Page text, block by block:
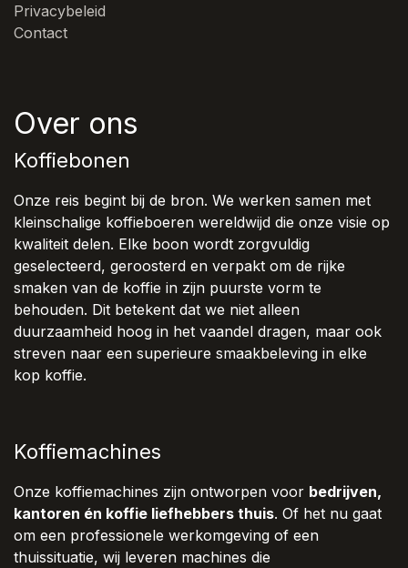
Privacybeleid
Contact
Over ons
Koffiebonen
Onze reis begint bij de bron. We werken samen met
kleinschalige koffieboeren wereldwijd die onze visie op
kwaliteit delen. Elke boon wordt zorgvuldig
geselecteerd, geroosterd en verpakt om de rijke
smaken van de koffie in zijn puurste vorm te
behouden. Dit betekent dat we niet alleen
duurzaamheid hoog in het vaandel dragen, maar ook
streven naar een superieure smaakbeleving in elke
kop koffie.
Koffiemachines
Onze koffiemachines zijn ontworpen voor bedrijven,
kantoren én koffie liefhebbers thuis. Of het nu gaat
om een professionele werkomgeving of een
thuissituatie, wij leveren machines die